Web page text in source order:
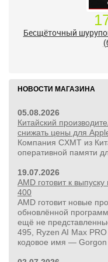
Бесщёточный
НОВОСТИ МАГАЗИНА
05.08.2026
Китайский
снижать цены для
Компания CXMT из
оперативной памяти
19.07.2026
AMD готовит к
400
AMD готовит новые
обновлённой
ещё не
495, Ryzen AI Max
кодовое имя — Gorgon